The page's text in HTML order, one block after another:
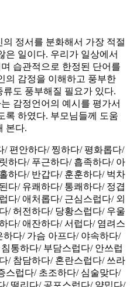
정서를 분화해서 가장 적절
은 일이다. 우리가 일상에서
습관적으로 한정된 단어를
의 감정을 이해하고 풍부한
도 풍부해질 필요가 있다.
감정언어의 예시를 평가서
록 하였다. 부모님들께 도움
본다.
/ 편안하다/ 찡하다/ 평화롭다/
하다/ 푸근하다/ 흡족하다/ 아
하다/ 반갑다/ 훈훈하다/ 벅차
다/ 유쾌하다/ 통쾌하다/ 정겹
다/ 애처롭다/ 근심스럽다/ 외
/ 허전하다/ 당황스럽다/ 우울
다/ 애잔하다/ 서럽다/ 염려스
다/ 가슴 아프다/ 야속하다/
통하다/ 부담스럽다/ 안쓰럽
/ 참담하다/ 혼란스럽다/ 쓰라
스럽다/ 초조하다/ 심술맞다/
/ 떨리다/ 공포스럽다/ 얄밉다/